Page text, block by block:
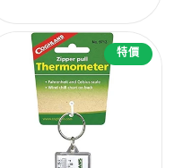
特價